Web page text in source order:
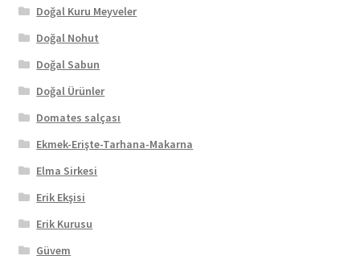
Doğal Kuru Meyveler
Doğal Nohut
Doğal Sabun
Doğal Ürünler
Domates salçası
Ekmek-Erişte-Tarhana-Makarna
Elma Sirkesi
Erik Ekşisi
Erik Kurusu
Güvem